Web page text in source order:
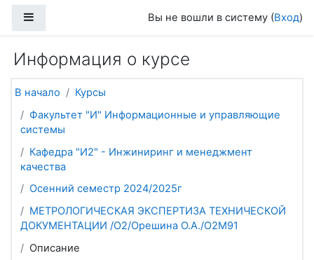
Вы не вошли в систему (Вход)
Информация о курсе
В начало
Курсы
Факультет "И" Информационные и управляющие
системы
Кафедра "И2" - Инжиниринг и менеджмент
качества
Осенний семестр 2024/2025г
МЕТРОЛОГИЧЕСКАЯ ЭКСПЕРТИЗА ТЕХНИЧЕСКОЙ
ДОКУМЕНТАЦИИ /О2/Орешина О.А./О2М91
Описание